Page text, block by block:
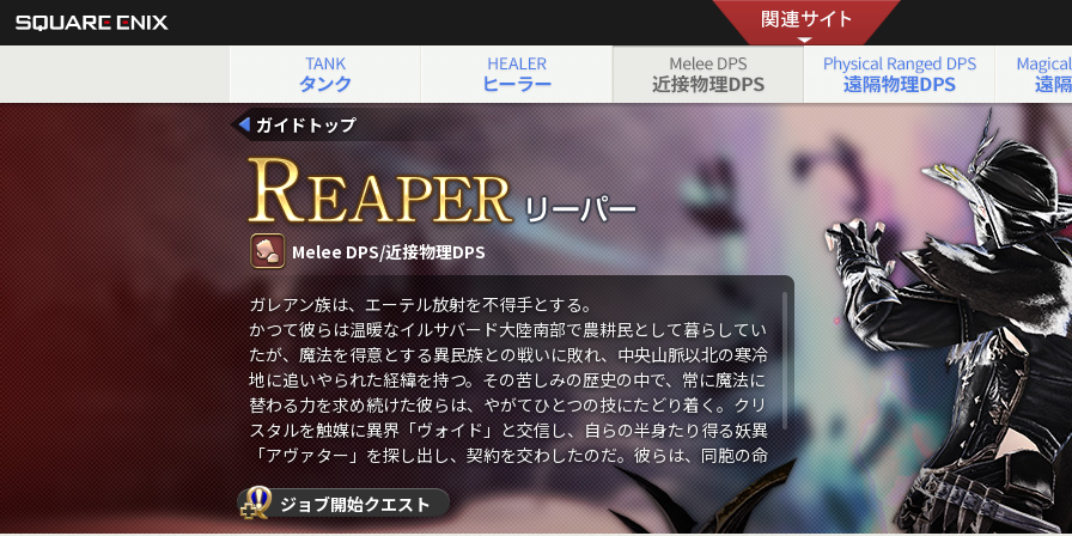
吟遊詩人（弓術士）
ガイドトップ
Melee DPS/近接物理DPS
ガレアン族は、エーテル放射を不得手とする。
かつて彼らは温暖なイルサバード大陸南部で農耕民として暮らしてい
たが、魔法を得意とする異民族との戦いに敗れ、中央山脈以北の寒冷
地に追いやられた経緯を持つ。その苦しみの歴史の中で、常に魔法に
替わる力を求め続けた彼らは、やがてひとつの技にたどり着く。クリ
スタルを触媒に異界「ヴォイド」と交信し、自らの半身たり得る妖異
「アヴァター」を探し出し、契約を交わしたのだ。彼らは、同胞の命
を守るため、その出自を示す大鎌を手に戦う。
魂の収穫者、リーパーとして。
ジョブ開始クエスト